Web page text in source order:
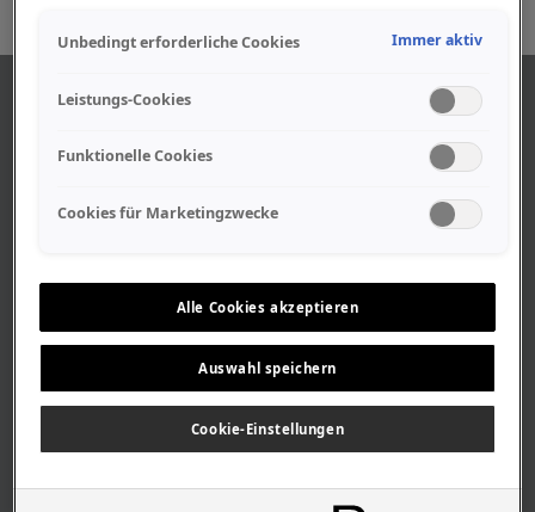
Geschäftszeiten
Stellenangebote
Geschichte
CUSTOMER INFO
Unbedingt erforderliche Cookies Immer aktiv
Leistungs-Cookies
Funktionelle Cookies
Cookies für Marketingzwecke
Alle Cookies akzeptieren
Auswahl speichern
Cookie-Einstellungen